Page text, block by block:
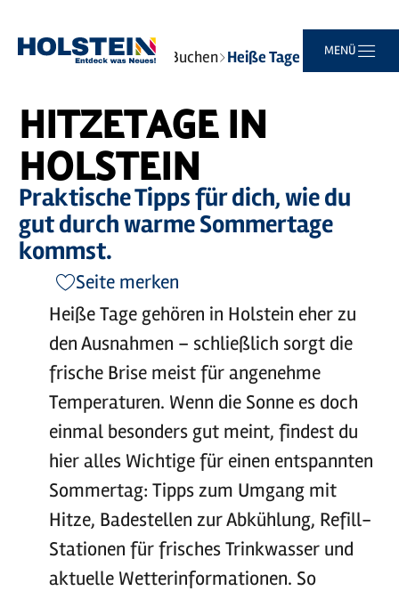
Hauptinhalt
Suche
Navigation
Footer
MENÜ
abspielen
Sie
Startseite Planen und Buchen Heiße Tage
HITZETAGE IN
HOLSTEIN
Praktische Tipps für dich, wie du
gut durch warme Sommertage
kommst.
Seite merken
Heiße Tage gehören in Holstein eher zu
den Ausnahmen – schließlich sorgt die
frische Brise meist für angenehme
Temperaturen. Wenn die Sonne es doch
einmal besonders gut meint, findest du
hier alles Wichtige für einen entspannten
Sommertag: Tipps zum Umgang mit
Hitze, Badestellen zur Abkühlung, Refill-
Stationen für frisches Trinkwasser und
aktuelle Wetterinformationen. So